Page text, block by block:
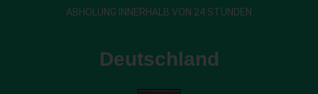
ABHOLUNG INNERHALB VON 24 STUNDEN
Deutschland